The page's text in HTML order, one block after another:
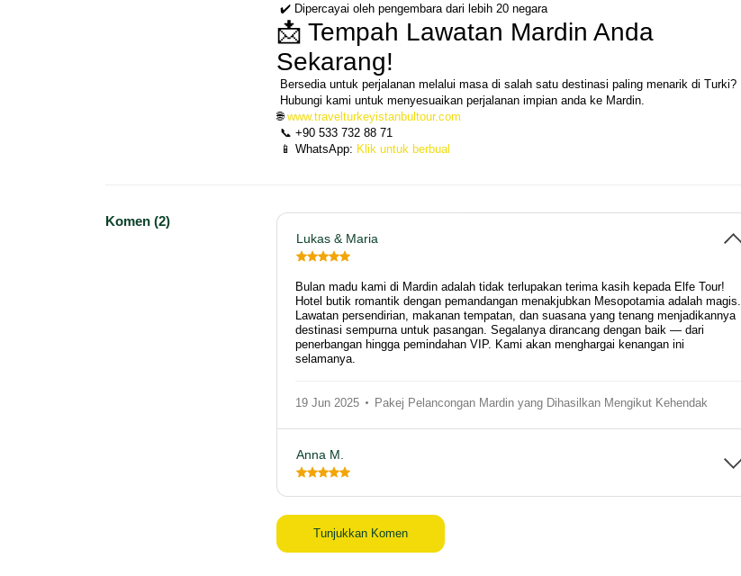
✔️ Dipercayai oleh pengembara dari lebih 20 negara
📩 Tempah Lawatan Mardin Anda
Sekarang!
Bersedia untuk perjalanan melalui masa di salah satu destinasi paling menarik di Turki?
Hubungi kami untuk menyesuaikan perjalanan impian anda ke Mardin.
🌐 www.travelturkeyistanbultour.com
📞 +90 533 732 88 71
📱 WhatsApp: Klik untuk berbual
Komen (2)
Lukas & Maria
Bulan madu kami di Mardin adalah tidak terlupakan terima kasih kepada Elfe Tour!
Hotel butik romantik dengan pemandangan menakjubkan Mesopotamia adalah magis.
Lawatan persendirian, makanan tempatan, dan suasana yang tenang menjadikannya
destinasi sempurna untuk pasangan. Segalanya dirancang dengan baik — dari
penerbangan hingga pemindahan VIP. Kami akan menghargai kenangan ini
selamanya.
19 Jun 2025 Pakej Pelancongan Mardin yang Dihasilkan Mengikut Kehendak
Anna M.
Tunjukkan Komen